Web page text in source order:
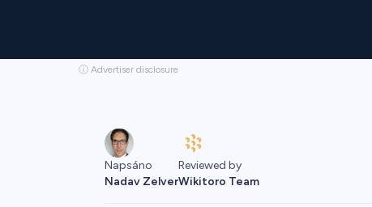
ⓘ Advertiser disclosure
Napsáno
Nadav Zelver
Reviewed by
Wikitoro Team